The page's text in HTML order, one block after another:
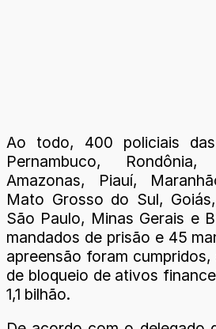
Ao todo, 400 policiais
Pernambuco,
Amazonas, Piauí,
Mato Grosso do Sul,
São Paulo, Minas Gerais e
mandados de prisão e 45
apreensão foram cumpridos,
de bloqueio de ativos
1,1 bilhão.